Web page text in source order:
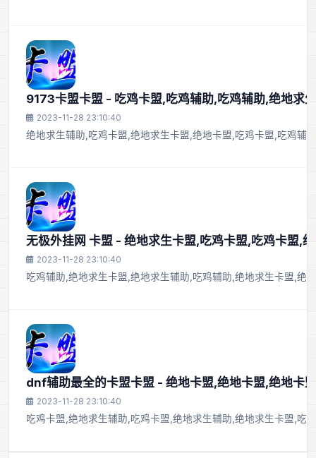
9173卡盟卡盟 - 吃鸡卡盟,吃鸡辅助,吃鸡辅助,绝地求
2023-11-28 23:10:40
绝地求生辅助,吃鸡卡盟,绝地求生卡盟,绝地卡盟,吃鸡卡盟,吃鸡辅
无极外挂网 卡盟 - 绝地求生卡盟,吃鸡卡盟,吃鸡卡盟,
2023-11-28 23:10:40
吃鸡辅助,绝地求生卡盟,绝地求生辅助,吃鸡辅助,绝地求生卡盟,绝
dnf辅助最全的卡盟卡盟 - 绝地卡盟,绝地卡盟,绝地卡
2023-11-28 23:10:40
吃鸡卡盟,绝地求生辅助,吃鸡卡盟,绝地求生辅助,绝地求生卡盟,吃